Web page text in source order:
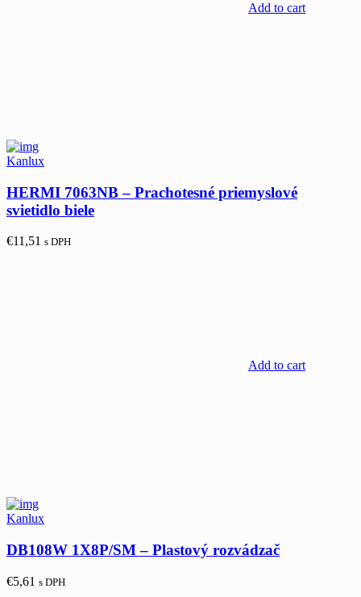
Add to cart
Kanlux
HERMI 7063NB – Prachotesné priemyslové
svietidlo biele
€11,51 s DPH
Add to cart
Kanlux
DB108W 1X8P/SM – Plastový rozvádzač
€5,61 s DPH